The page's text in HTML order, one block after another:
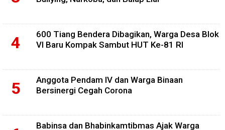
600 Tiang Bendera Dibagikan, Warga Desa Blok
VI Baru Kompak Sambut HUT Ke-81 RI
Anggota Pendam IV dan Warga Binaan
Bersinergi Cegah Corona
Babinsa dan Bhabinkamtibmas Ajak Warga